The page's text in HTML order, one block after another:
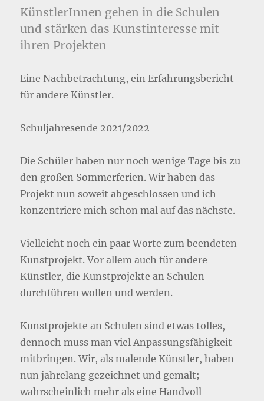
KünstlerInnen gehen in die Schulen
und stärken das Kunstinteresse mit
ihren Projekten
Eine Nachbetrachtung, ein Erfahrungsbericht
für andere Künstler.
Schuljahresende 2021/2022
Die Schüler haben nur noch wenige Tage bis zu
den großen Sommerferien. Wir haben das
Projekt nun soweit abgeschlossen und ich
konzentriere mich schon mal auf das nächste.
Vielleicht noch ein paar Worte zum beendeten
Kunstprojekt. Vor allem auch für andere
Künstler, die Kunstprojekte an Schulen
durchführen wollen und werden.
Kunstprojekte an Schulen sind etwas tolles,
dennoch muss man viel Anpassungsfähigkeit
mitbringen. Wir, als malende Künstler, haben
nun jahrelang gezeichnet und gemalt;
wahrscheinlich mehr als eine Handvoll